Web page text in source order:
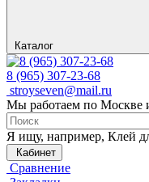
Каталог
8 (965) 307-23-68
stroyseven@mail.ru
Мы работаем по Москве
Я ищу, например, Клей
Кабинет
Сравнение